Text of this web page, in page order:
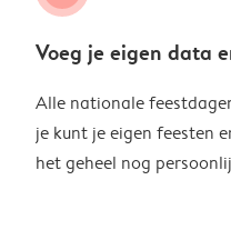
Voeg je eigen data
Alle nationale
je kunt je eigen feesten
het geheel nog